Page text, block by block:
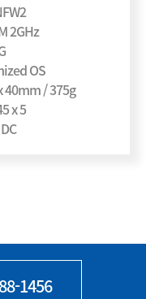
2GHz
OS
40mm / 375g
x 5
1456